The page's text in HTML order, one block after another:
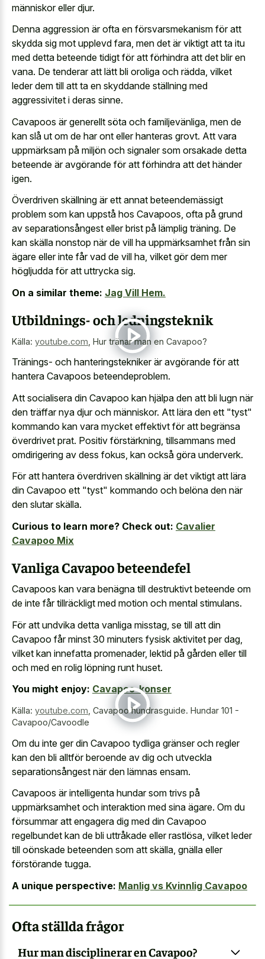
människor eller djur.
Denna aggression är ofta en försvarsmekanism för att
skydda sig mot upplevd fara, men det är viktigt att ta itu
med detta beteende tidigt för att förhindra att det blir en
vana. De tenderar att lätt bli oroliga och rädda, vilket
leder dem till att ta en skyddande ställning med
aggressivitet i deras sinne.
Cavapoos är generellt söta och familjevänliga, men de
kan slå ut om de har ont eller hanteras grovt. Att vara
uppmärksam på miljön och signaler som orsakade detta
beteende är avgörande för att förhindra att det händer
igen.
Överdriven skällning är ett annat beteendemässigt
problem som kan uppstå hos Cavapoos, ofta på grund
av separationsångest eller brist på lämplig träning. De
kan skälla nonstop när de vill ha uppmärksamhet från sin
ägare eller inte får vad de vill ha, vilket gör dem mer
högljudda för att uttrycka sig.
On a similar theme: Jag Vill Hem.
Utbildnings- och ledningsteknik
Källa: youtube.com Hur tränar man en Cavapoo?
Tränings- och hanteringstekniker är avgörande för att
hantera Cavapoos beteendeproblem.
Att socialisera din Cavapoo kan hjälpa den att bli lugn när
den träffar nya djur och människor. Att lära den ett "tyst"
kommando kan vara mycket effektivt för att begränsa
överdrivet prat. Positiv förstärkning, tillsammans med
omdirigering av dess fokus, kan också göra underverk.
För att hantera överdriven skällning är det viktigt att lära
din Cavapoo ett "tyst" kommando och belöna den när
den slutar skälla.
Curious to learn more? Check out: Cavalier
Cavapoo Mix
Vanliga Cavapoo beteendefel
Cavapoos kan vara benägna till destruktivt beteende om
de inte får tillräckligt med motion och mental stimulans.
För att undvika detta vanliga misstag, se till att din
Cavapoo får minst 30 minuters fysisk aktivitet per dag,
vilket kan innefatta promenader, lektid på gården eller till
och med en rolig löpning runt huset.
You might enjoy: Cavapoo-konser
Källa: youtube.com, Cavapoo hundrasguide. Hundar 101 -
Cavapoo/Cavoodle
Om du inte ger din Cavapoo tydliga gränser och regler
kan den bli alltför beroende av dig och utveckla
separationsångest när den lämnas ensam.
Cavapoos är intelligenta hundar som trivs på
uppmärksamhet och interaktion med sina ägare. Om du
försummar att engagera dig med din Cavapoo
regelbundet kan de bli uttråkade eller rastlösa, vilket leder
till oönskade beteenden som att skälla, gnälla eller
förstörande tugga.
A unique perspective: Manlig vs Kvinnlig Cavapoo
Ofta ställda frågor
Hur man disciplinerar en Cavapoo?